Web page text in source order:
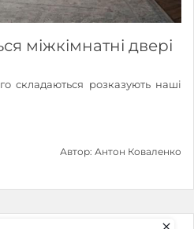
міжкімнатні двері
складаються розказують наші
Автор: Антон Коваленко